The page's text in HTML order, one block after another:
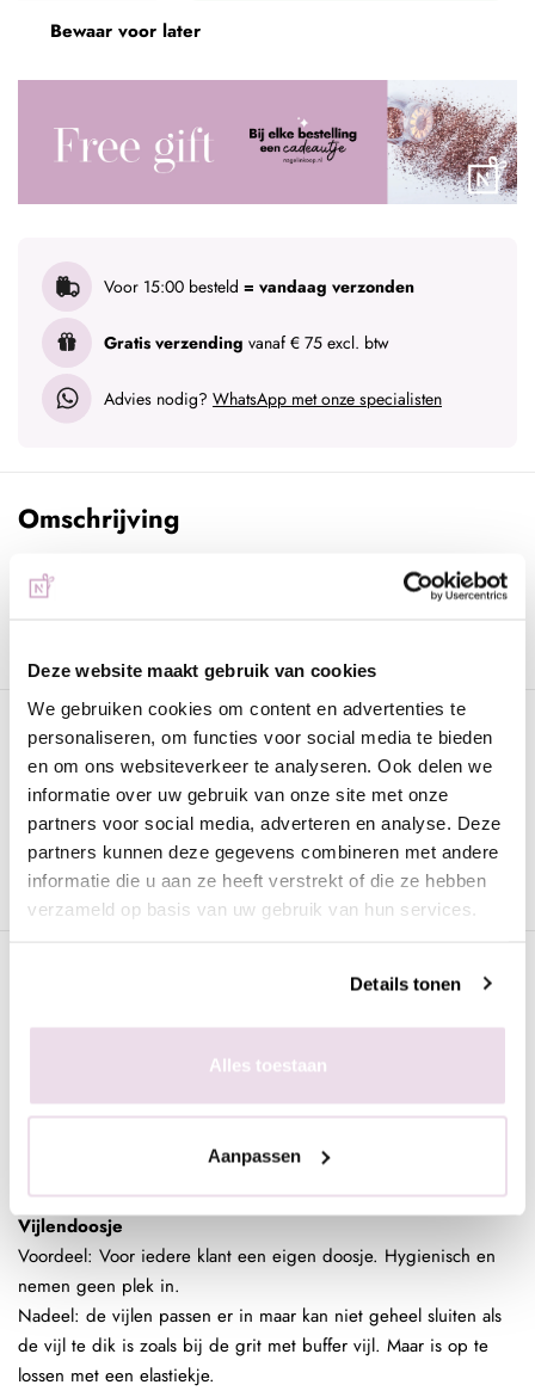
Deze website maakt gebruik van cookies
We gebruiken cookies om content en advertenties te
personaliseren, om functies voor social media te bieden
en om ons websiteverkeer te analyseren. Ook delen we
informatie over uw gebruik van onze site met onze
partners voor social media, adverteren en analyse. Deze
partners kunnen deze gegevens combineren met andere
informatie die u aan ze heeft verstrekt of die ze hebben
verzameld op basis van uw gebruik van hun services.
Details tonen
Alles toestaan
Aanpassen
Bewaar voor later
Voor 15:00 besteld = vandaag verzonden
Gratis verzending vanaf € 75 excl. btw
Advies nodig? WhatsApp met onze specialisten
Omschrijving
Urban Nails Vijlendoosje
iedere klant een eigen vijl te bewaren.
Specificaties
Gerelateerde pagina's
Vijlen
5 / 5
Vijlendoosje
Voordeel: Voor iedere klant een eigen doosje. Hygienisch en
nemen geen plek in.
Nadeel: de vijlen passen er in maar kan niet geheel sluiten als
de vijl te dik is zoals bij de grit met buffer vijl. Maar is op te
lossen met een elastiekje.